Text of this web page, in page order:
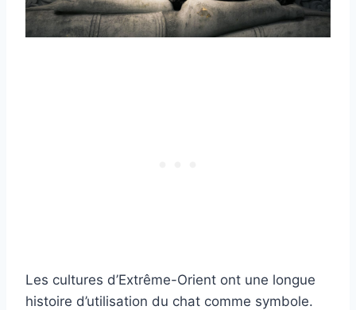
Les cultures d’Extrême-Orient ont une longue
histoire d’utilisation du chat comme symbole.